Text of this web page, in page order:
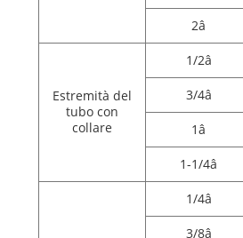
2â
Estremità del
tubo con
collare
1/2â
3/4â
1â
1-1/4â
1/4â
3/8â